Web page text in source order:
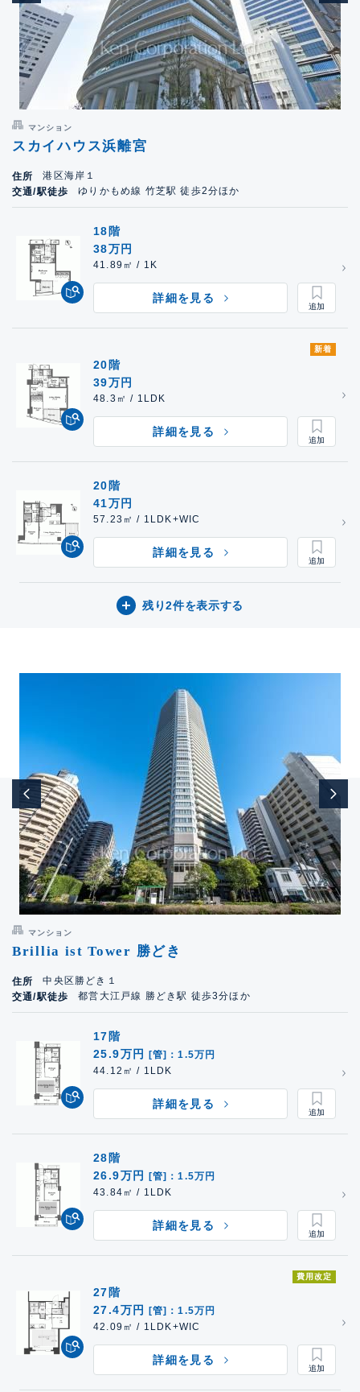
マンション
スカイハウス浜離宮
住所
港区海岸１
交通/駅徒歩
ゆりかもめ線 竹芝駅 徒歩2分ほか
18階
38万円
41.89㎡ / 1K
詳細を見る
新着
20階
39万円
48.3㎡ / 1LDK
詳細を見る
20階
41万円
57.23㎡ / 1LDK+WIC
詳細を見る
残り2件を表示する
マンション
Brillia ist Tower 勝どき
住所
中央区勝どき１
交通/駅徒歩
都営大江戸線 勝どき駅 徒歩3分ほか
17階
25.9万円
[管]：1.5万円
44.12㎡ / 1LDK
詳細を見る
28階
26.9万円
[管]：1.5万円
43.84㎡ / 1LDK
詳細を見る
費用改定
27階
27.4万円
[管]：1.5万円
42.09㎡ / 1LDK+WIC
詳細を見る